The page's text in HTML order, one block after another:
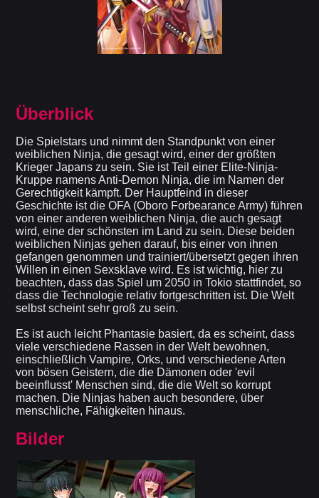
Überblick
Die Spielstars und nimmt den Standpunkt von einer
weiblichen Ninja, die gesagt wird, einer der größten
Krieger Japans zu sein. Sie ist Teil einer Elite-Ninja-
Kruppe namens Anti-Demon Ninja, die im Namen der
Gerechtigkeit kämpft. Der Hauptfeind in dieser
Geschichte ist die OFA (Oboro Forbearance Army) führen
von einer anderen weiblichen Ninja, die auch gesagt
wird, eine der schönsten im Land zu sein. Diese beiden
weiblichen Ninjas gehen darauf, bis einer von ihnen
gefangen genommen und trainiert/übersetzt gegen ihren
Willen in einen Sexsklave wird. Es ist wichtig, hier zu
beachten, dass das Spiel um 2050 in Tokio stattfindet, so
dass die Technologie relativ fortgeschritten ist. Die Welt
selbst scheint sehr groß zu sein.
Es ist auch leicht Phantasie basiert, da es scheint, dass
viele verschiedene Rassen in der Welt bewohnen,
einschließlich Vampire, Orks, und verschiedene Arten
von bösen Geistern, die die Dämonen oder 'evil
beeinflusst' Menschen sind, die die Welt so korrupt
machen. Die Ninjas haben auch besondere, über
menschliche, Fähigkeiten hinaus.
Bilder